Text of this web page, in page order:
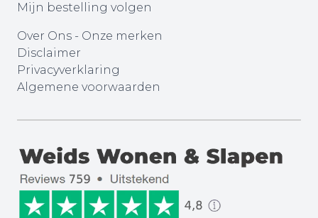
Mijn bestelling volgen
Over Ons - Onze merken
Disclaimer
Privacyverklaring
Algemene voorwaarden